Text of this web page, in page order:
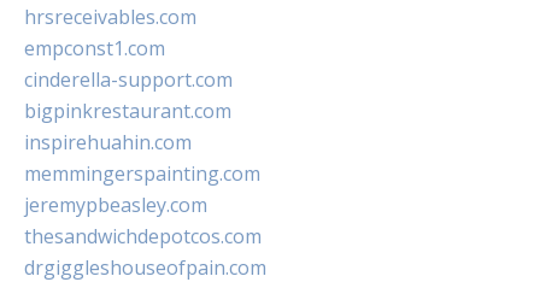
hrsreceivables.com
empconst1.com
cinderella-support.com
bigpinkrestaurant.com
inspirehuahin.com
memmingerspainting.com
jeremypbeasley.com
thesandwichdepotcos.com
drgiggleshouseofpain.com